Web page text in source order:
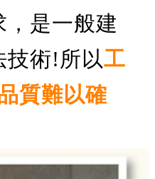
是一般建
技術!所以工
質難以確